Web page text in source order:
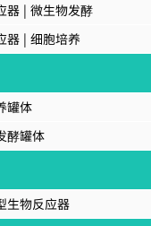
器 | 微生物发酵
器 | 细胞培养
罐体
酵罐体
生物反应器